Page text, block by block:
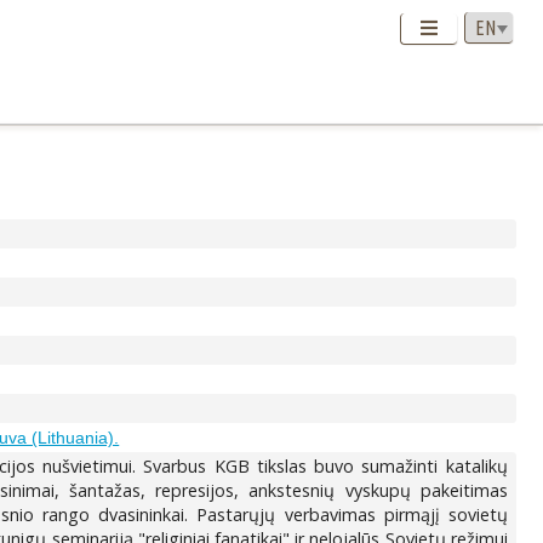
(Lithuania).
nušvietimui. Svarbus KGB tikslas buvo sumažinti katalikų
šantažas, represijos, ankstesnių vyskupų pakeitimas
rango dvasininkai. Pastarųjų verbavimas pirmąjį sovietų
seminariją "religiniai fanatikai" ir nelojalūs Sovietų režimui